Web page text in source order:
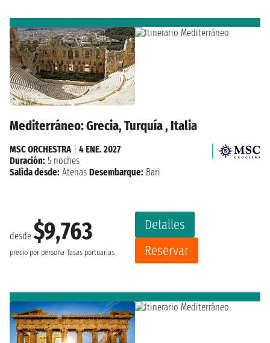
Mediterráneo: Grecia, Turquía , Italia
desde $9,763
precio por persona Tasas portuarias
Detalles
Reservar
MSC ORCHESTRA
4 ENE. 2027
Duración: 5 noches
Salida desde: Atenas Desembarque: Bari